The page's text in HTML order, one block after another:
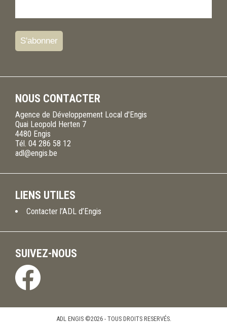
NOUS CONTACTER
Agence de Développement Local d'Engis
Quai Leopold Herten 7
4480 Engis
Tél. 04 286 58 12
adl@engis.be
LIENS UTILES
Contacter l’ADL d’Engis
SUIVEZ-NOUS
ADL ENGIS ©2026 - TOUS DROITS RESERVÉS.